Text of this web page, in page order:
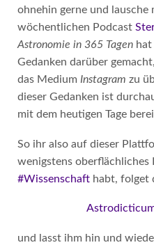
ohnehin gerne und lausche
wöchentlichen Podcast
Astronomie in 365 Tagenhat
Gedanken darüber
das Medium Instagram zu
dieser Gedanken ist
mit dem heutigen Tage
So ihr also auf dieser
wenigstens oberflächliches
#Wissenschafthabt, folget
und lasst ihm hin und